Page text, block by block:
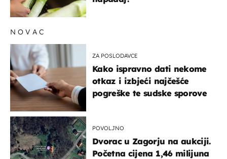
NOVAC
ZA POSLODAVCE
Kako ispravno dati nekome
otkaz i izbjeći najčešće
pogreške te sudske sporove
POVOLJNO
Dvorac u Zagorju na aukciji.
Početna cijena 1,46 milijuna